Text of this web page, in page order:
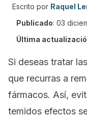
Escrito por Raquel
Publicado: 03
Última
Si deseas tratar
que recurras a
fármacos. Así,
temidos efectos